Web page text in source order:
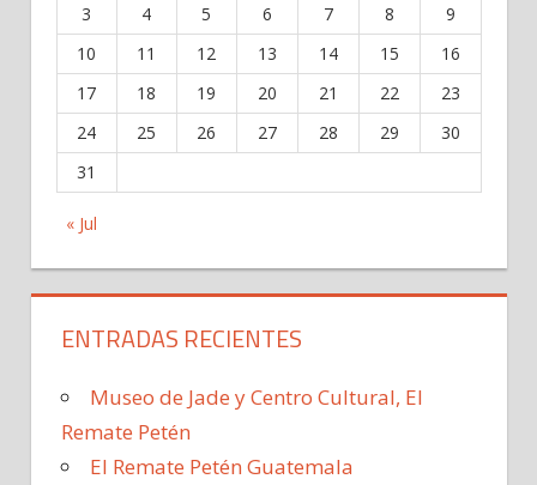
« Jul
3
4 5 6 7 8
9
10
11 12 13 14 15
16
17
18 19 20 21 22
23
24
25 26 27 28 29
30
31
ENTRADAS RECIENTES
Museo de Jade y Centro Cultural, El
Remate Petén
El Remate Petén Guatemala